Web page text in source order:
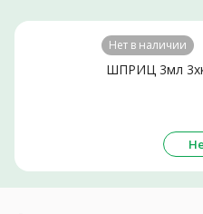
Нет в наличии
ШПРИЦ 3мл